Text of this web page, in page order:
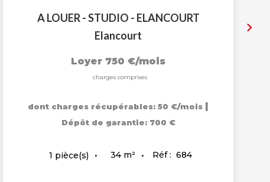
A LOUER - STUDIO - ELANCOURT
Elancourt
Loyer 750 €/mois
charges comprises
dont charges récupérables: 50 €/mois |
Dépôt de garantie: 700 €
1 pièce(s) 34 m² Réf : 684